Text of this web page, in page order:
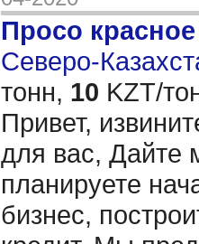
Просо красное
Северо-
тонн, 10 KZT/
Привет,
для вас, Дайте
планируете
бизнес,